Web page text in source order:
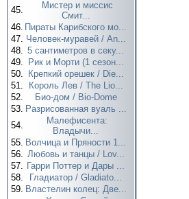
45.
Мистер и миссис
Смит...
46. Пираты Карибского мо...
47. Человек-муравей / An...
48. 5 сантиметров в секу...
49.
Рик и Морти (1 сезон...
50.
Крепкий орешек / Die...
51.
Король Лев / The Lio...
52.
Био-дом / Bio-Dome
53. Разрисованная вуаль ...
54.
Малефисента:
Владычи...
55. Волчица и Пряности 1...
56. Любовь и танцы / Lov...
57. Гарри Поттер и Дары ...
58.
Гладиатор / Gladiato...
59. Властелин колец: Две...